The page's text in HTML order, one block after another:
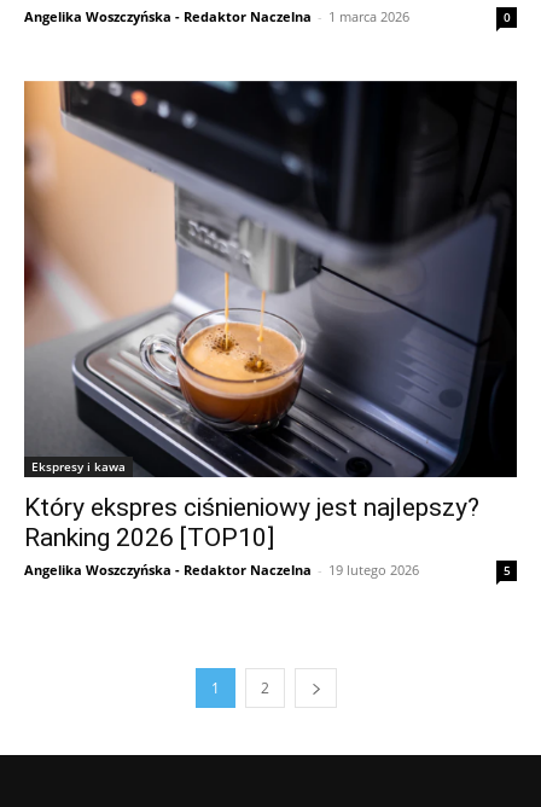
Angelika Woszczyńska - Redaktor Naczelna - 1 marca 2026 0
Ekspresy i kawa
Który ekspres ciśnieniowy jest najlepszy?
Ranking 2026 [TOP10]
Angelika Woszczyńska - Redaktor Naczelna - 19 lutego 2026 5
1 2